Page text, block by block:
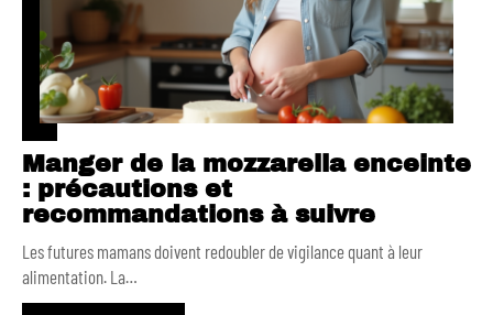
Manger de la mozzarella enceinte
: précautions et
recommandations à suivre
Les futures mamans doivent redoubler de vigilance quant à leur
alimentation. La…